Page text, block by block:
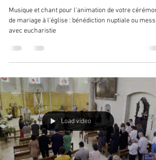
Musique et chant pour l'animation de votre
de mariage à l'église : bénédiction nuptiale ou messe
avec eucharistie
Load video